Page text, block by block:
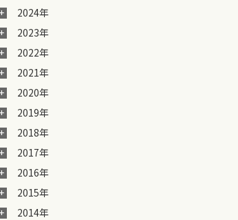
2024年
2023年
2022年
2021年
2020年
2019年
2018年
2017年
2016年
2015年
2014年